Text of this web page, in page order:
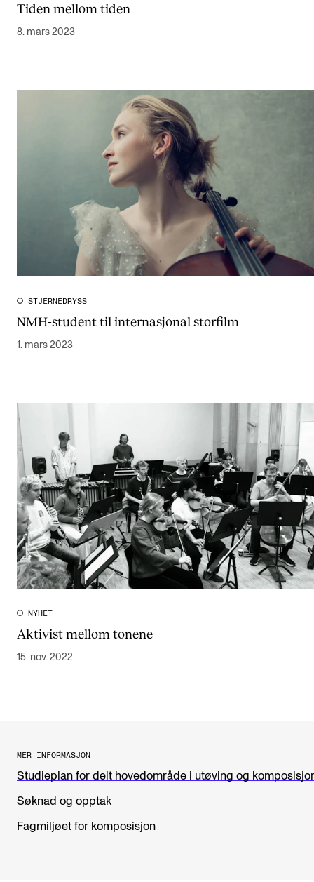
Tiden mellom tiden
8. mars 2023
STJERNEDRYSS
NMH-student til internasjonal storfilm
1. mars 2023
NYHET
Aktivist mellom tonene
15. nov. 2022
MER INFORMASJON
Studieplan for delt hovedområde i utøving og
Søknad og opptak
Fagmiljøet for komposisjon